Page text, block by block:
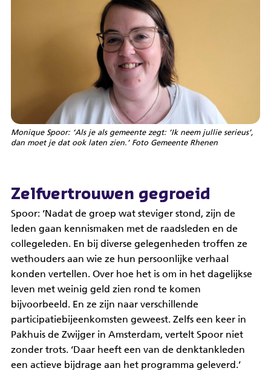
Monique Spoor: ‘Als je als gemeente zegt: ‘Ik neem jullie serieus’,
dan moet je dat ook laten zien.’ Foto Gemeente Rhenen
Zelfvertrouwen gegroeid
Spoor: ‘Nadat de groep wat steviger stond, zijn de
leden gaan kennismaken met de raadsleden en de
collegeleden. En bij diverse gelegenheden troffen ze
wethouders aan wie ze hun persoonlijke verhaal
konden vertellen. Over hoe het is om in het dagelijkse
leven met weinig geld zien rond te komen
bijvoorbeeld. En ze zijn naar verschillende
participatiebijeenkomsten geweest. Zelfs een keer in
Pakhuis de Zwijger in Amsterdam, vertelt Spoor niet
zonder trots. ‘Daar heeft een van de denktankleden
een actieve bijdrage aan het programma geleverd.’